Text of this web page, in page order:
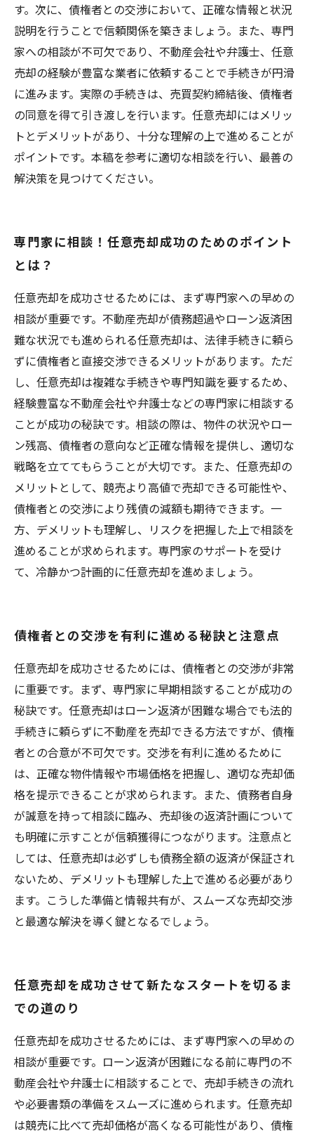
す。次に、債権者との交渉において、正確な情報と状況
説明を行うことで信頼関係を築きましょう。また、専門
家への相談が不可欠であり、不動産会社や弁護士、任意
売却の経験が豊富な業者に依頼することで手続きが円滑
に進みます。実際の手続きは、売買契約締結後、債権者
の同意を得て引き渡しを行います。任意売却にはメリッ
トとデメリットがあり、十分な理解の上で進めることが
ポイントです。本稿を参考に適切な相談を行い、最善の
解決策を見つけてください。
専門家に相談！任意売却成功のためのポイント
とは？
任意売却を成功させるためには、まず専門家への早めの
相談が重要です。不動産売却が債務超過やローン返済困
難な状況でも進められる任意売却は、法律手続きに頼ら
ずに債権者と直接交渉できるメリットがあります。ただ
し、任意売却は複雑な手続きや専門知識を要するため、
経験豊富な不動産会社や弁護士などの専門家に相談する
ことが成功の秘訣です。相談の際は、物件の状況やロー
ン残高、債権者の意向など正確な情報を提供し、適切な
戦略を立ててもらうことが大切です。また、任意売却の
メリットとして、競売より高値で売却できる可能性や、
債権者との交渉により残債の減額も期待できます。一
方、デメリットも理解し、リスクを把握した上で相談を
進めることが求められます。専門家のサポートを受け
て、冷静かつ計画的に任意売却を進めましょう。
債権者との交渉を有利に進める秘訣と注意点
任意売却を成功させるためには、債権者との交渉が非常
に重要です。まず、専門家に早期相談することが成功の
秘訣です。任意売却はローン返済が困難な場合でも法的
手続きに頼らずに不動産を売却できる方法ですが、債権
者との合意が不可欠です。交渉を有利に進めるために
は、正確な物件情報や市場価格を把握し、適切な売却価
格を提示できることが求められます。また、債務者自身
が誠意を持って相談に臨み、売却後の返済計画について
も明確に示すことが信頼獲得につながります。注意点と
しては、任意売却は必ずしも債務全額の返済が保証され
ないため、デメリットも理解した上で進める必要があり
ます。こうした準備と情報共有が、スムーズな売却交渉
と最適な解決を導く鍵となるでしょう。
任意売却を成功させて新たなスタートを切るま
での道のり
任意売却を成功させるためには、まず専門家への早めの
相談が重要です。ローン返済が困難になる前に専門の不
動産会社や弁護士に相談することで、売却手続きの流れ
や必要書類の準備をスムーズに進められます。任意売却
は競売に比べて売却価格が高くなる可能性があり、債権